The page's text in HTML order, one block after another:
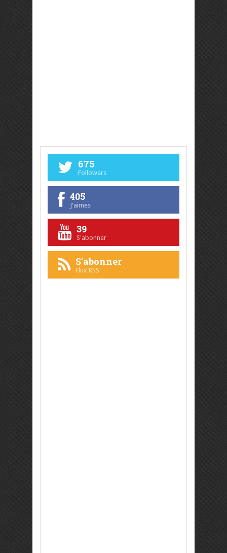
675
Followers
405
J'aimes
39
S'abonner
S'abonner
Flux RSS